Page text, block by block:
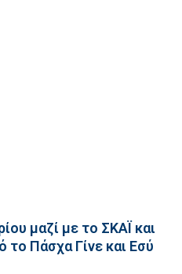
μαζί με το ΣΚΑΪ και
το Πάσχα Γίνε και Εσύ